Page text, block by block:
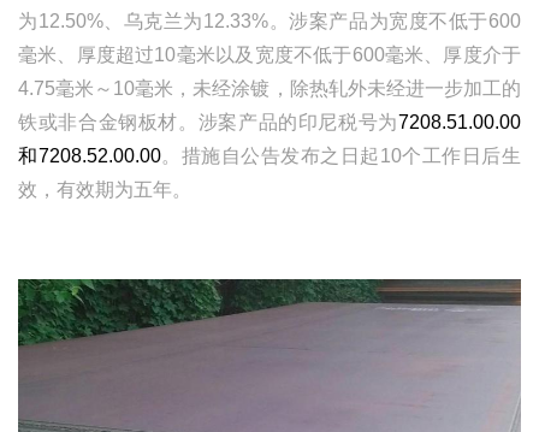
为12.50%、乌克兰为12.33%。涉案产品为宽度不低于600
毫米、厚度超过10毫米以及宽度不低于600毫米、厚度介于
4.75毫米～ 10毫米，未经涂镀，除热轧外未经进一步加工的
铁或非合金钢板材。涉案产品的印尼税号为7208.51.00.00
和7208.52.00.00。措施自公告发布之日起10个工作日后生
效，有效期为五年。